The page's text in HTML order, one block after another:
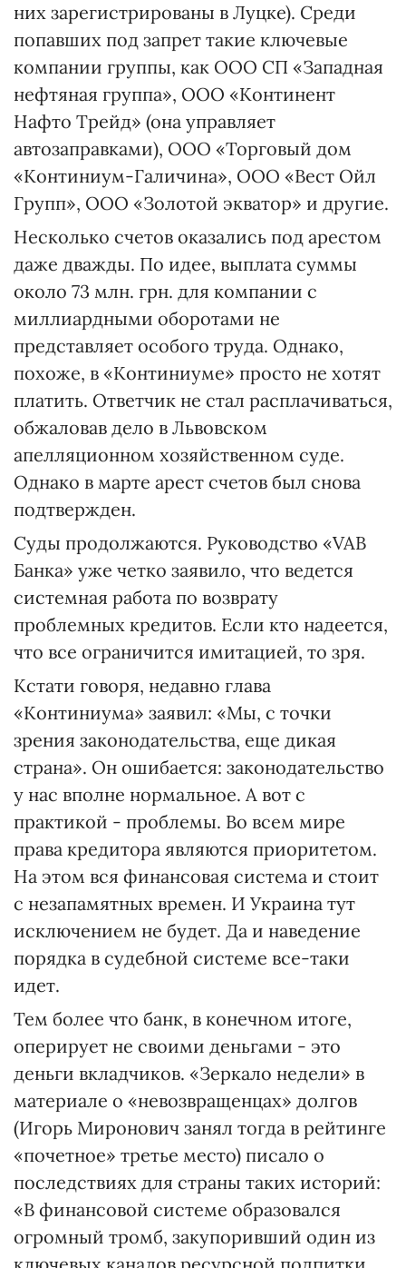
них зарегистрированы в Луцке). Среди
попавших под запрет такие ключевые
компании группы, как ООО СП «Западная
нефтяная группа», ООО «Континент
Нафто Трейд» (она управляет
автозаправками), ООО «Торговый дом
«Континиум-Галичина», ООО «Вест Ойл
Групп», ООО «Золотой экватор» и другие.
Несколько счетов оказались под арестом
даже дважды. По идее, выплата суммы
около 73 млн. грн. для компании с
миллиардными оборотами не
представляет особого труда. Однако,
похоже, в «Континиуме» просто не хотят
платить. Ответчик не стал расплачиваться,
обжаловав дело в Львовском
апелляционном хозяйственном суде.
Однако в марте арест счетов был снова
подтвержден.
Суды продолжаются. Руководство «VAB
Банка» уже четко заявило, что ведется
системная работа по возврату
проблемных кредитов. Если кто надеется,
что все ограничится имитацией, то зря.
Кстати говоря, недавно глава
«Континиума» заявил: «Мы, с точки
зрения законодательства, еще дикая
страна». Он ошибается: законодательство
у нас вполне нормальное. А вот с
практикой - проблемы. Во всем мире
права кредитора являются приоритетом.
На этом вся финансовая система и стоит
с незапамятных времен. И Украина тут
исключением не будет. Да и наведение
порядка в судебной системе все-таки
идет.
Тем более что банк, в конечном итоге,
оперирует не своими деньгами - это
деньги вкладчиков. «Зеркало недели» в
материале о «невозвращенцах» долгов
(Игорь Миронович занял тогда в рейтинге
«почетное» третье место) писало о
последствиях для страны таких историй:
«В финансовой системе образовался
огромный тромб, закупоривший один из